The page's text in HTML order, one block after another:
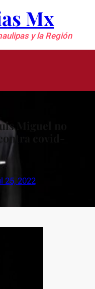
Mx
y la Región
Miguel no
covid-
25, 2022